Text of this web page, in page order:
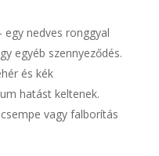
egy nedves ronggyal
egyéb szennyeződés.
és kék
hatást keltenek.
vagy falborítás